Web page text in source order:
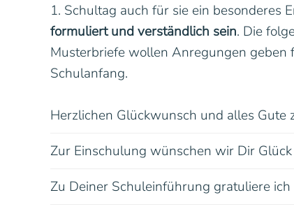
1. Schultag auch für sie ein besonderes
formuliert und verständlich sein. Die
Musterbriefe wollen Anregungen
Schulanfang.
Herzlichen Glückwunsch und alles Gute
Zur Einschulung wünschen wir Dir
Zu Deiner Schuleinführung gratuliere